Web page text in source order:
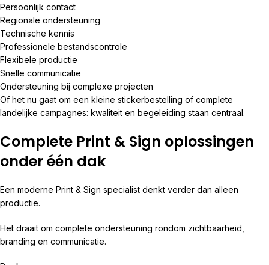
Persoonlijk contact
Regionale ondersteuning
Technische kennis
Professionele bestandscontrole
Flexibele productie
Snelle communicatie
Ondersteuning bij complexe projecten
Of het nu gaat om een kleine stickerbestelling of complete
landelijke campagnes: kwaliteit en begeleiding staan centraal.
Complete Print & Sign oplossingen
onder één dak
Een moderne Print & Sign specialist denkt verder dan alleen
productie.
Het draait om complete ondersteuning rondom zichtbaarheid,
branding en communicatie.